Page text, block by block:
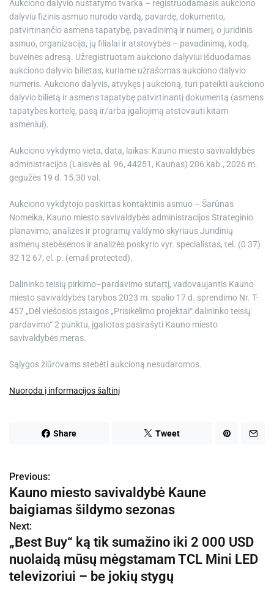
Aukciono dalyvio nustatymo tvarka – registruodamasis aukciono
dalyviu fizinis asmuo nurodo vardą, pavardę, dokumento,
patvirtinančio asmens tapatybę, pavadinimą ir numerį, o juridinis
asmuo, organizacija, jų filialai ir atstovybės – pavadinimą, kodą,
buveinės adresą. Užregistruotam aukciono dalyviui išduodamas
aukciono dalyvio bilietas, kuriame užrašomas aukciono dalyvio
numeris. Aukciono dalyvis, atvykęs į aukcioną, turi pateikti aukciono
dalyvio bilietą ir asmens tapatybę patvirtinantį dokumentą (asmens
tapatybės kortelę, pasą ir/arba įgaliojimą atstovauti kitam
asmeniui).
Aukciono vykdymo vieta, data, laikas: Kauno miesto savivaldybės
administracijos (Laisvės al. 96, 44251, Kaunas) 206 kab., 2026 m.
gegužės 19 d. 15.30 val.
Aukciono vykdytojo paskirtas kontaktinis asmuo – Šarūnas
Nomeika, Kauno miesto savivaldybės administracijos Strateginio
planavimo, analizės ir programų valdymo skyriaus Juridinių
asmenų stebėsenos ir analizės poskyrio vyr. specialistas, tel. (0 37)
32 12 67, el. p. (email protected).
Dalininko teisių pirkimo–pardavimo sutartį, vadovaujantis Kauno
miesto savivaldybės tarybos 2023 m. spalio 17 d. sprendimo Nr. T-
457 „Dėl viešosios įstaigos „Prisikėlimo projektai“ dalininko teisių
pardavimo“ 2 punktu, įgaliotas pasirašyti Kauno miesto
savivaldybės meras.
Sąlygos žiūrovams stebėti aukcioną nesudaromos.
Nuoroda į informacijos šaltinį
Share Tweet
N
a
v
i
g
Previous:
Kauno miesto savivaldybė Kaune
baigiamas šildymo sezonas
Next:
„Best Buy“ ką tik sumažino iki 2 000 USD
nuolaidą mūsų mėgstamam TCL Mini LED
televizoriui – be jokių stygų